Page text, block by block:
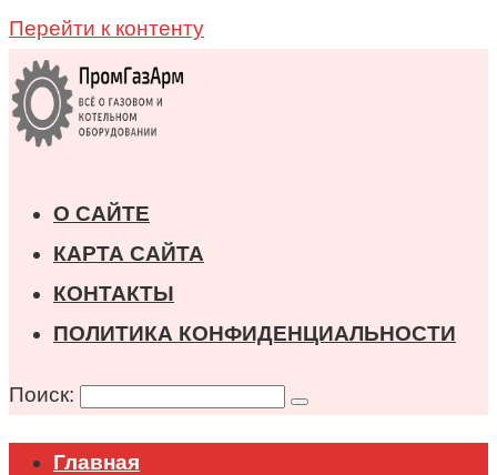
Перейти к контенту
О САЙТЕ
КАРТА САЙТА
КОНТАКТЫ
ПОЛИТИКА КОНФИДЕНЦИАЛЬНОСТИ
Поиск:
Главная